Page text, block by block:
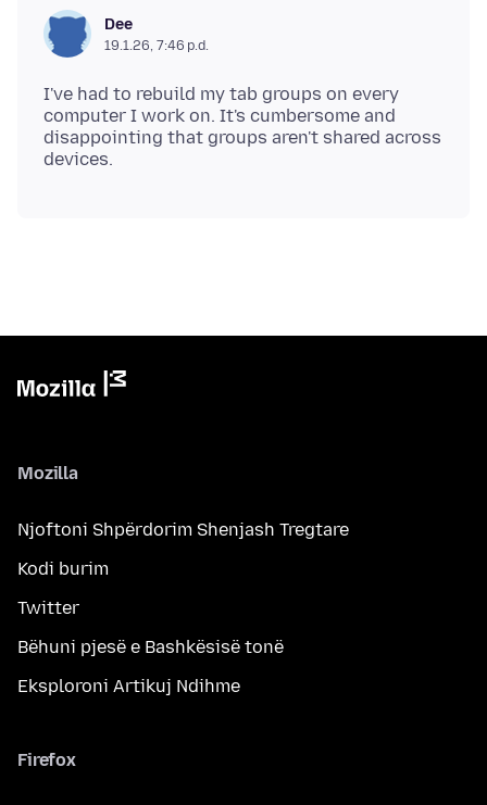
Dee
19.1.26, 7:46 p.d.
I've had to rebuild my tab groups on every
computer I work on. It's cumbersome and
disappointing that groups aren't shared across
Mozilla
Njoftoni Shpërdorim Shenjash Tregtare
Kodi burim
Twitter
Bëhuni pjesë e Bashkësisë tonë
Eksploroni Artikuj Ndihme
Firefox